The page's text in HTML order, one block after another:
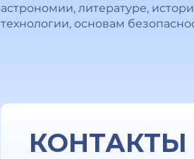
астрономии, литературе,
технологии, основам
КОНТАКТЫ